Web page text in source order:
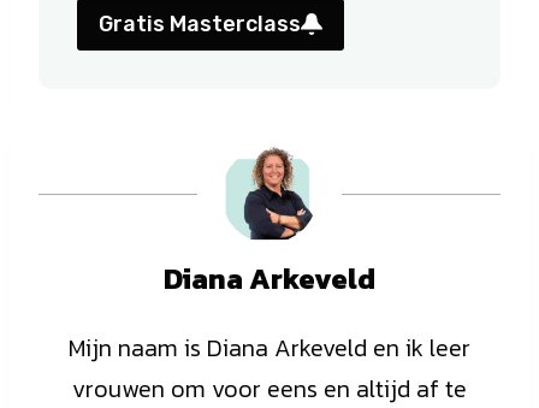
Gratis Masterclass
Diana Arkeveld
Mijn naam is Diana Arkeveld en ik leer
vrouwen om voor eens en altijd af te